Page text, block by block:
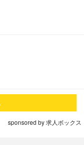
sponsored by 求人ボックス